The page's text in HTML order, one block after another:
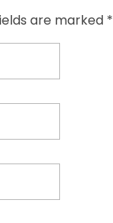
are marked *